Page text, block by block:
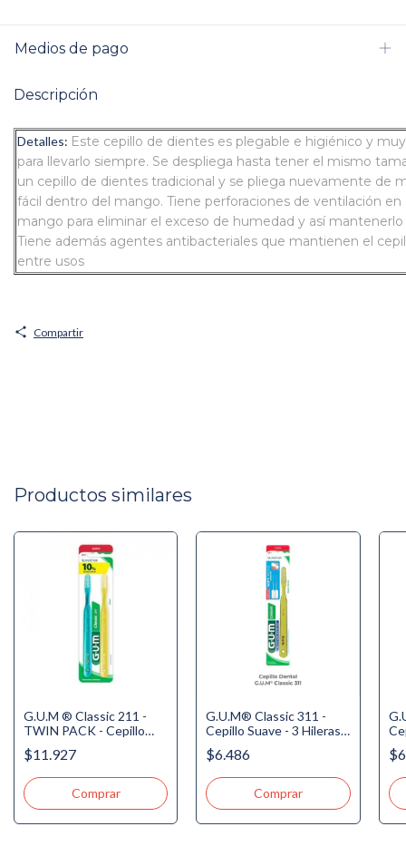
Medios de pago
Descripción
Detalles: Este cepillo de dientes es plegable e higiénico y
para llevarlo siempre. Se despliega hasta tener el mismo
un cepillo de dientes tradicional y se pliega nuevamente de
fácil dentro del mango. Tiene perforaciones de ventilación en
mango para eliminar el exceso de humedad y así
Tiene además agentes antibacteriales que mantienen el
entre usos
Compartir
Productos similares
G.U.M ® Classic 211 -
TWIN PACK - Cepillo
Suave - 3 Hileras - Plano -
Jovén
$11.927
G.U.M® Classic 311 -
Cepillo Suave - 3 Hileras -
Plano - Delgado + 2 Soft-
Picks Medium
$6.486